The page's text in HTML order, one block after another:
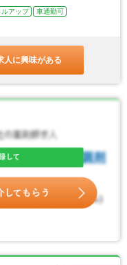
ルアップ
車通勤可
人に興味がある